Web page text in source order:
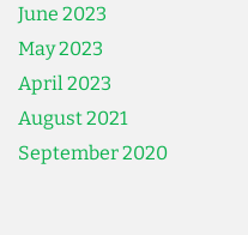
June 2023
May 2023
April 2023
August 2021
September 2020